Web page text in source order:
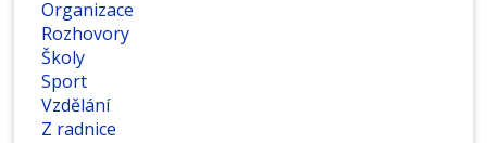
Organizace
Rozhovory
Školy
Sport
Vzdělání
Z radnice